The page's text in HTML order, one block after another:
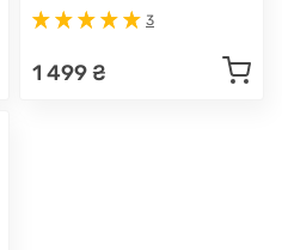
New
3
1 499 ₴